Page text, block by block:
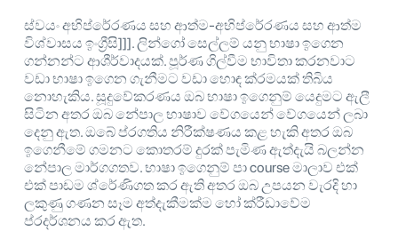
ස්වයං අභිප්රේරණය සහ ආත්ම-අභිප්රේරණය සහ ආත්ම
විශ්වාසය ඉංග්‍රීසි]]]. ලින්ගෝ සෙල්ලම් යනු භාෂා ඉගෙන
ගන්නන්ට ආශීර්වාදයක්. පූර්ණ ගිල්වීම භාවිතා කරනවාට
වඩා භාෂා ඉගෙන ගැනීමට වඩා හොඳ ක්රමයක් තිබිය
නොහැකිය. සූදුවේකරණය ඔබ භාෂා ඉගෙනුම් යෙදුමට ඇලී
සිටින අතර ඔබ නේපාල භාෂාව වේගයෙන් වේගයෙන් ලබා
දෙනු ඇත. ඔබේ ප්රගතිය නිරීක්ෂණය කළ හැකි අතර ඔබ
ඉගෙනීමේ ගමනට කොතරම් දුරක් පැමිණ ඇත්දැයි බලන්න
නේපාල මාර්ගගතව. භාෂා ඉගෙනුම් පා course මාලාව එක්
එක් පාඩම ශ්රේණිගත කර ඇති අතර ඔබ උපයන වැරදි හා
ලකුණු ගණන සෑම අත්දැකීමක්ම හෝ ක්රීඩාවේම
ප්රදර්ශනය කර ඇත.